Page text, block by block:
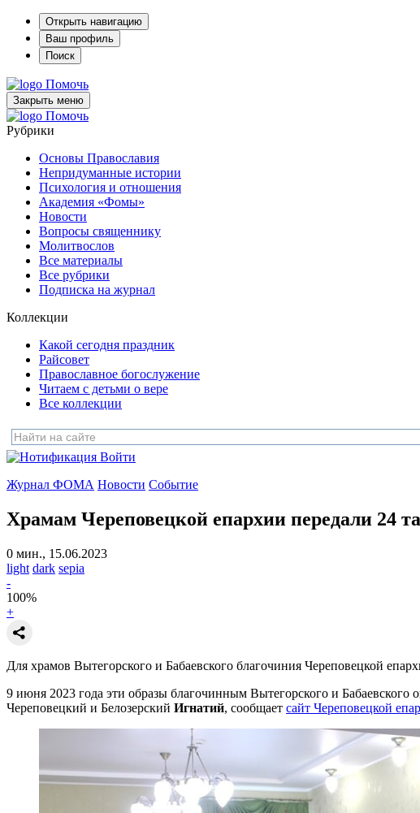
Открыть навигацию
Ваш профиль
Поиск
Помочь
Закрыть меню
Помочь
Рубрики
Основы Православия
Непридуманные истории
Психология и отношения
Академия «Фомы»
Новости
Вопросы священнику
Молитвослов
Все материалы
Все рубрики
Подписка на журнал
Коллекции
Какой сегодня праздник
Райсовет
Православное богослужение
Читаем с детьми о вере
Все коллекции
Войти
Журнал ФОМА Новости Событие
Храмам Череповецкой епархии передали 24
0 мин., 15.06.2023
light dark sepia
-
100%
+
Для храмов Вытегорского и Бабаевского благочиния Череповецкой
9 июня 2023 года эти образы благочинным Вытегорского и Бабаевского
Череповецкий и Белозерский Игнатий, сообщает сайт Череповецкой